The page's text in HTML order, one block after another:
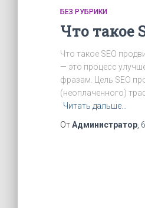
БЕЗ РУБРИКИ
Что такое
Что такое SEO
— это процесс
фразам. Цель SEO
(неоплаченного)
Читать дальше…
ОтАдминистратор